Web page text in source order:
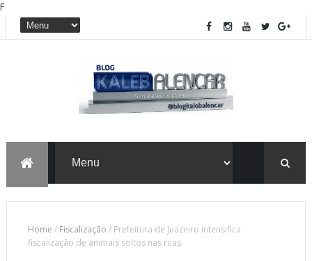
F
Home / Fiscalização / Prefeitura de Juazeiro intensifica
fiscalização de animais soltos nas ruas